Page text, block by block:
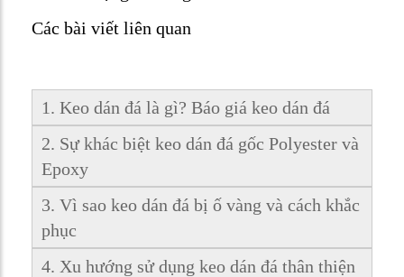
Các bài viết liên quan
1. Keo dán đá là gì? Báo giá keo dán đá
2. Sự khác biệt keo dán đá gốc Polyester và
Epoxy
3. Vì sao keo dán đá bị ố vàng và cách khắc
phục
4. Xu hướng sử dụng keo dán đá thân thiện